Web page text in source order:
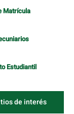
Matrícula
Estudiantil
de interés